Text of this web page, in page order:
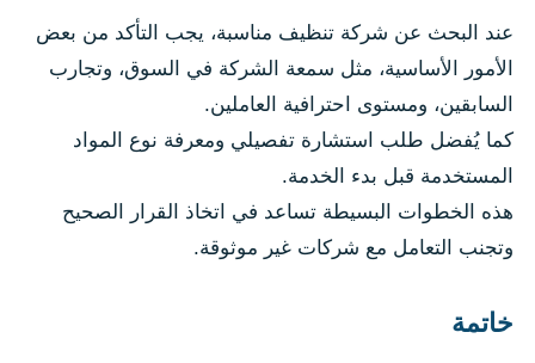
عند البحث عن شركة تنظيف مناسبة، يجب التأكد من بعض
الأمور الأساسية، مثل سمعة الشركة في السوق، وتجارب
السابقين، ومستوى احترافية العاملين.
كما يُفضل طلب استشارة تفصيلي ومعرفة نوع المواد
المستخدمة قبل بدء الخدمة.
هذه الخطوات البسيطة تساعد في اتخاذ القرار الصحيح
وتجنب التعامل مع شركات غير موثوقة.
خاتمة